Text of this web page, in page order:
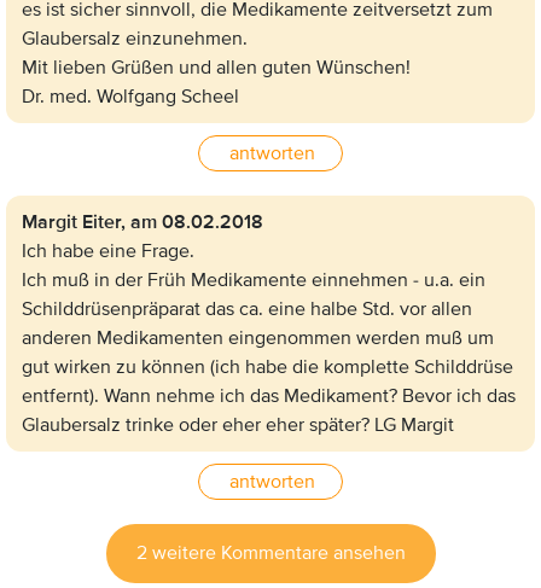
es ist sicher sinnvoll, die Medikamente zeitversetzt zum
Glaubersalz einzunehmen.
Mit lieben Grüßen und allen guten Wünschen!
Dr. med. Wolfgang Scheel
antworten
Margit Eiter, am 08.02.2018
Ich habe eine Frage.
Ich muß in der Früh Medikamente einnehmen - u.a. ein
Schilddrüsenpräparat das ca. eine halbe Std. vor allen
anderen Medikamenten eingenommen werden muß um
gut wirken zu können (ich habe die komplette Schilddrüse
entfernt). Wann nehme ich das Medikament? Bevor ich das
Glaubersalz trinke oder eher eher später? LG Margit
antworten
2 weitere Kommentare ansehen